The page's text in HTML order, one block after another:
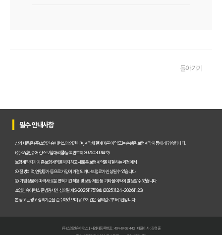
돌아가기
필수 안내사항
상기 내용은 (주)쇼엠인슈어런스의 의견이며, 계약체결에 따른 이익 또는 손실은 보험계약자 등에게 귀속됩니다.
(주)쇼엠인슈어런스 보험대리점(등록번호 제2025030014호)
보험계약자가 기존 보험계약을 해지하고 새로운 보험계약을 체결하는 과정에서
① 질병이력, 연령증가 등으로 가입이 거절되거나 보험료가 인상될 수 있습니다.
② 가입 상품에 따라 새로운 면책기간 적용 및 보장 제한 등 기타 불이익이 발생할 수 있습니다.
쇼엠인슈어런스 준법감시인 심의필 제S-2025117519호 (2025.11.24~2026.11.23)
본 광고는 광고심의기준을 준수하였으며, 유효기간은 심의일로부터 1년입니다.
(주)쇼엠인슈어런스 | 사업자등록번호 : 404-87-03442 | 대표이사 : 강경준